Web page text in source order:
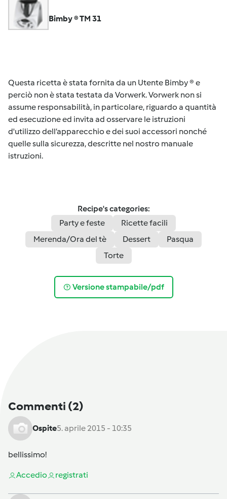
Bimby ® TM 31
Questa ricetta è stata fornita da un Utente Bimby ® e
perciò non è stata testata da Vorwerk. Vorwerk non si
assume responsabilità, in particolare, riguardo a quantità
ed esecuzione ed invita ad osservare le istruzioni
d'utilizzo dell’apparecchio e dei suoi accessori nonché
quelle sulla sicurezza, descritte nel nostro manuale
istruzioni.
Recipe's categories:
Party e feste
Ricette facili
Merenda/Ora del tè
Dessert
Pasqua
Torte
Versione stampabile/pdf
Commenti (2)
Ospite5. aprile 2015 - 10:35
bellissimo!
Accedio registrati